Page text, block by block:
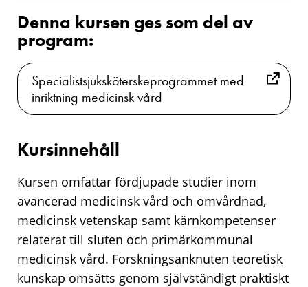
Denna kursen ges som del av
program:
Specialistsjuksköterskeprogrammet med
inriktning medicinsk vård
Kursinnehåll
Kursen omfattar fördjupade studier inom
avancerad medicinsk vård och omvårdnad,
medicinsk vetenskap samt kärnkompetenser
relaterat till sluten och primärkommunal
medicinsk vård. Forskningsanknuten teoretisk
kunskap omsätts genom självständigt praktiskt